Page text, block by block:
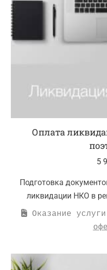
Оплата
5
Подготовка
ликвидации НКО в
Оказание